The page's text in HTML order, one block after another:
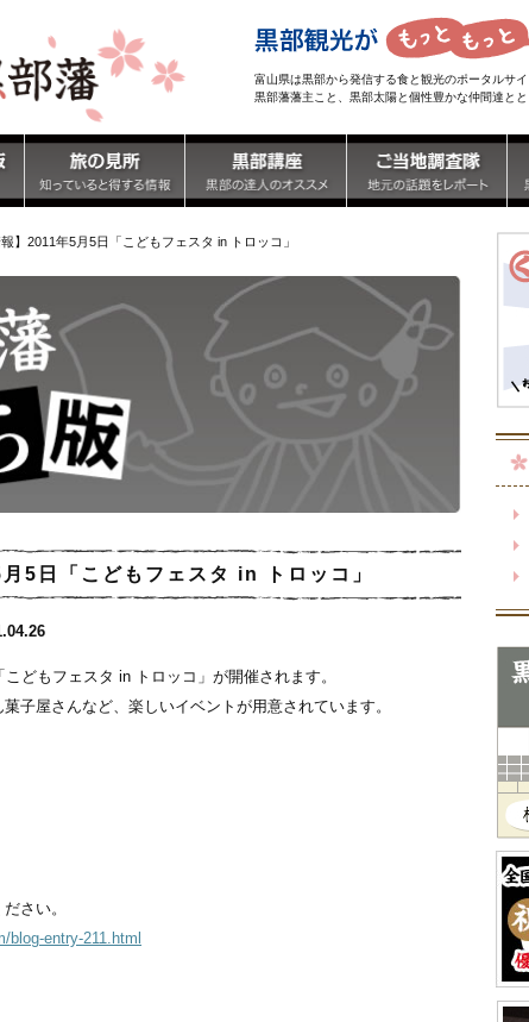
富山県は黒部から発信する食と観光のポータルサイ
黒部藩藩主こと、黒部太陽と個性豊かな仲間達と
報】2011年5月5日「こどもフェスタ in トロッコ」
5日「こどもフェスタ in トロッコ」
どもフェスタ in トロッコ」が開催されます。
子屋さんなど、楽しいイベントが用意されています。
さい。
entry-211.html